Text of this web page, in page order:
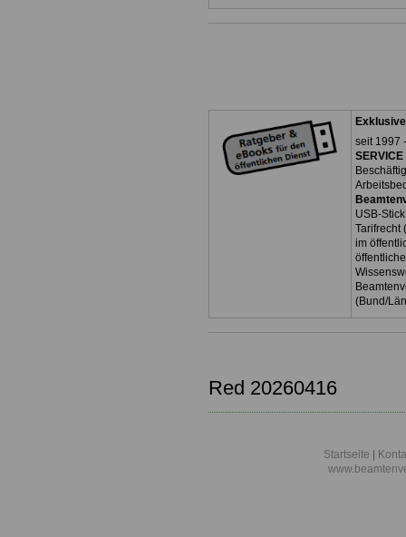
seit 1997
USB-
Tarifrecht
im
(Bund/
Red 20260416
Startseite